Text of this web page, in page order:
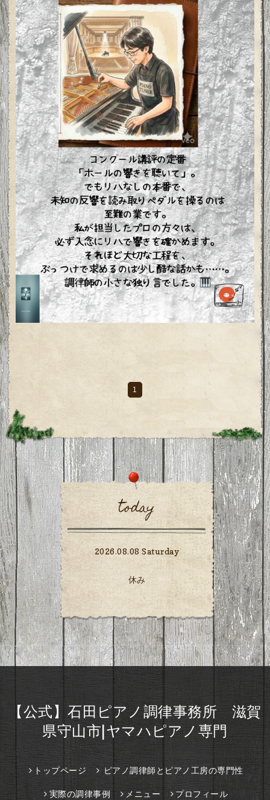
1
today
2026.08.08 Saturday
休み
【公式】石田ピアノ調律事務所 滋賀
県守山市|ヤマハピアノ専門
トップページ ピアノ調律師とピアノ工房の専門性
実際の調律事例 メニュー プロフィール